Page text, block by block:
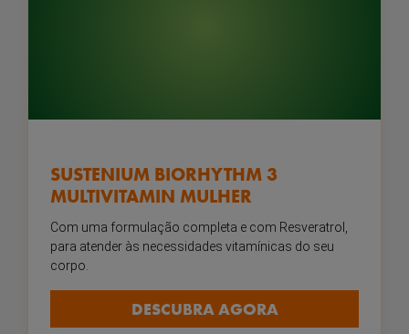
SUSTENIUM BIORHYTHM 3
MULTIVITAMIN MULHER
Com uma formulação completa e com Resveratrol,
para atender às necessidades vitamínicas do seu
corpo.
DESCUBRA AGORA